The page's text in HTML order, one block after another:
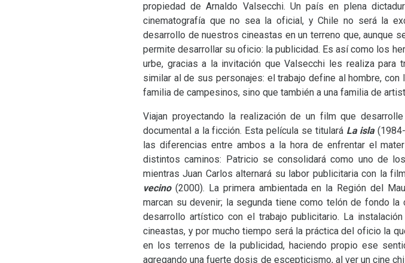
propiedad de Arnaldo Valsecchi. Un país en plena
cinematografía que no sea la oficial, y Chile no será la
desarrollo de nuestros cineastas en un terreno que, aunque
permite desarrollar su oficio: la publicidad. Es así como los
urbe, gracias a la invitación que Valsecchi les realiza para
similar al de sus personajes: el trabajo define al hombre,
familia de campesinos, sino que también a una familia de
Viajan proyectando la realización de un film que
documental a la ficción. Esta película se titulará La isla
las diferencias entre ambos a la hora de enfrentar el
distintos caminos: Patricio se consolidará como uno de
mientras Juan Carlos alternará su labor publicitaria con la
vecino (2000). La primera ambientada en la Región del
marcan su devenir; la segunda tiene como telón de fondo
desarrollo artístico con el trabajo publicitario. La
cineastas, y por mucho tiempo será la práctica del oficio la
en los terrenos de la publicidad, haciendo propio ese
agregando una fuerte dosis de escepticismo, al ver un cine